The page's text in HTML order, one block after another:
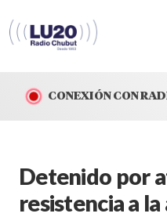
CONEXIÓN CON
Detenido por
resistencia a